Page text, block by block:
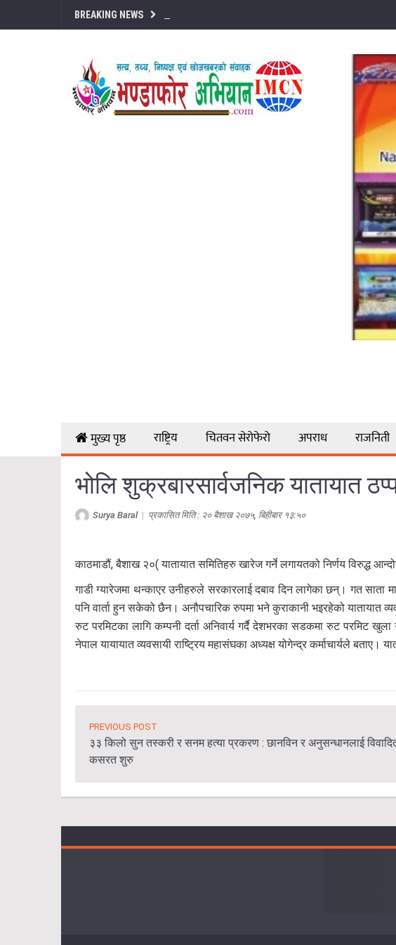
BREAKING NEWS
मुख्य पृष्ठ राष्ट्रिय चितवन सेरोफेरो अपराध राजनिती
भोलि शुक्रबारसार्वजनिक यातायात
Surya Baral| प्रकासित मिति : २० बैशाख २०७५, बिहीबार १३:५०
काठमाडौं, बैशाख २०( यातायात समितिहरु खारेज गर्ने लगायतको निर्णय विरुद्ध
गाडी ग्यारेजमा थन्काएर उनीहरुले सरकारलाई दबाव दिन लागेका छन्। गत साता
पनि वार्ता हुन सकेको छैन। अनौपचारिक रुपमा भने कुराकानी भइरहेको यातायात
रुट परमिटका लागि कम्पनी दर्ता अनिवार्य गर्दै देशभरका सडकमा रुट परमिट
नेपाल यायायात व्यवसायी राष्ट्रिय महासंघका अध्यक्ष योगेन्द्र कर्माचार्यले
PREVIOUS POST
३३ किलो सुन तस्करी र सनम हत्या प्रकरण : छानविन र अनुसन्धानलाई
कसरत शुरु